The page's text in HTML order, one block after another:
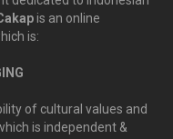
is an online
is:
of cultural values and
is independent &